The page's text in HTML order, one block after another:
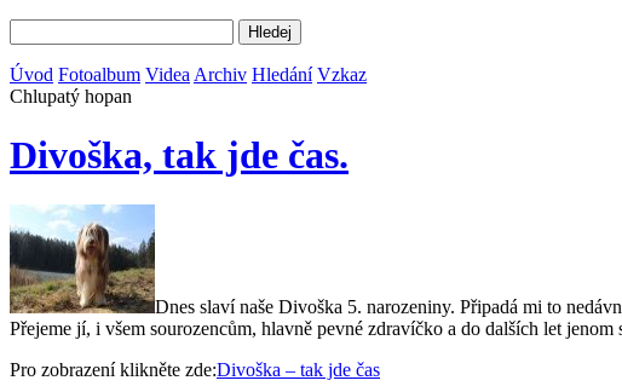
Úvod Fotoalbum Videa Archiv Hledání Vzkaz
Chlupatý hopan
Divoška, tak jde čas.
Dnes slaví naše Divoška 5. narozeniny. Připadá mi to
Přejeme jí, i všem sourozencům, hlavně pevné zdravíčko a do dalších let
Pro zobrazení klikněte zde:Divoška – tak jde čas